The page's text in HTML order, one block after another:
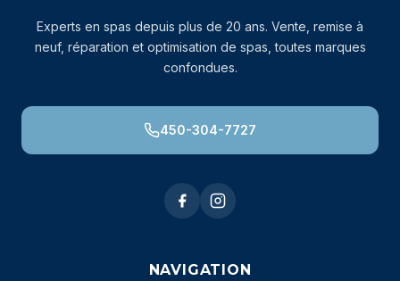
Experts en spas depuis plus de 20 ans. Vente, remise à
neuf, réparation et optimisation de spas, toutes marques
confondues.
450-304-7727
NAVIGATION